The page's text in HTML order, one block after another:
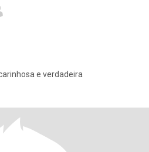
e verdadeira